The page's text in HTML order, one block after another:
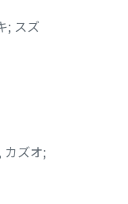
; スズ
カズオ;